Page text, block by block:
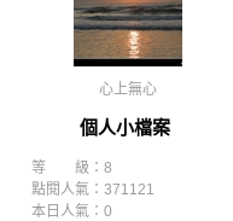
心上無心
個人小檔案
等 級：8
點閱人氣：371121
本日人氣：0